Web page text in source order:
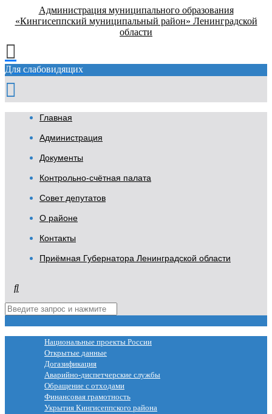
Администрация муниципального образования
«Кингисеппский муниципальный район» Ленинградской
области
Для слабовидящих
Главная
Администрация
Документы
Контрольно-счётная палата
Совет депутатов
О районе
Контакты
Приёмная Губернатора Ленинградской области
Национальные проекты России
Открытые данные
Догазификация
Аварийно-диспетчерские службы
Обращение с отходами
Финансовая грамотность
Укрытия Кингисеппского района